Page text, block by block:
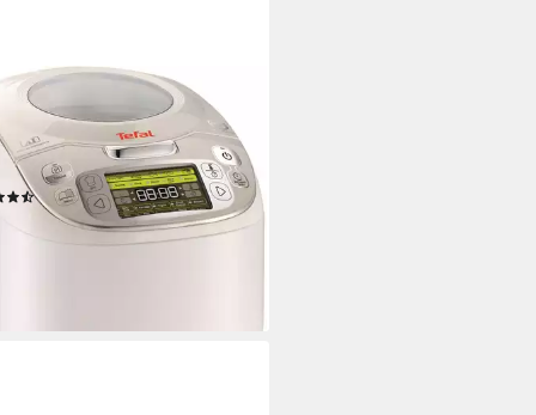
45in1 RK8121, 750 W,
Kochprogramme,
Start, 5L Kapazität
(83)
UVP249,99 €